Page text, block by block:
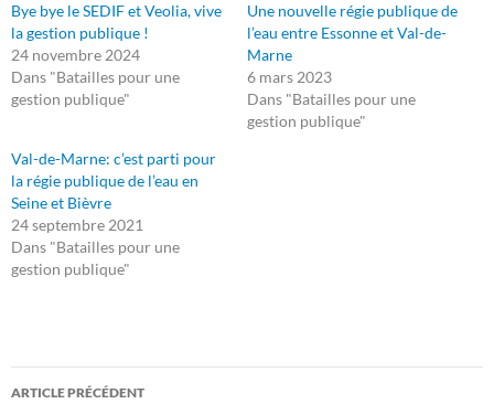
Bye bye le SEDIF et Veolia, vive
la gestion publique !
24 novembre 2024
Dans "Batailles pour une
gestion publique"
Une nouvelle régie publique de
l’eau entre Essonne et Val-de-
Marne
6 mars 2023
Dans "Batailles pour une
gestion publique"
Val-de-Marne: c’est parti pour
la régie publique de l’eau en
Seine et Bièvre
24 septembre 2021
Dans "Batailles pour une
gestion publique"
Navigation
ARTICLE PRÉCÉDENT